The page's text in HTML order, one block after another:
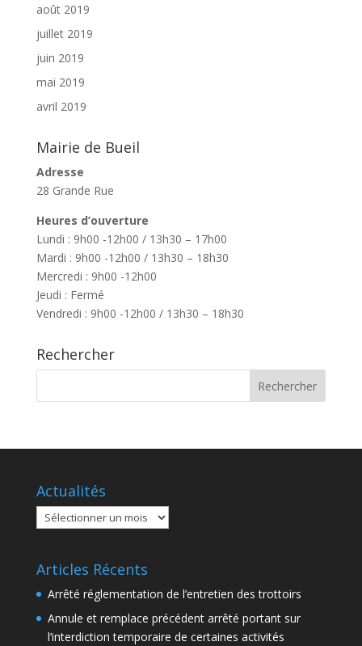
août 2019
juillet 2019
juin 2019
mai 2019
avril 2019
Mairie de Bueil
Adresse
28 Grande Rue
Heures d’ouverture
Lundi : 9h00 -12h00 / 13h30 – 17h00
Mardi : 9h00 -12h00 / 13h30 – 18h30
Mercredi : 9h00 -12h00
Jeudi : Fermé
Vendredi : 9h00 -12h00 / 13h30 – 18h30
Rechercher
Actualités
Actualités
Articles Récents
Arrêté réglementation de l’entretien des trottoirs
Annule et remplace précédent arrêté portant sur
l’interdiction temporaire de certaines activités